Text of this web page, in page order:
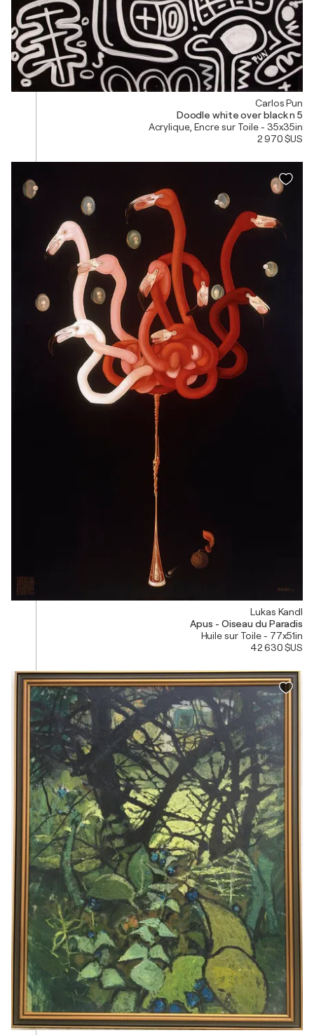
Carlos Pun
Doodle white over black n 5
Acrylique, Encre sur Toile - 35x35in
2 970 $US
Lukas Kandl
Apus - Oiseau du Paradis
Huile sur Toile - 77x51in
42 630 $US